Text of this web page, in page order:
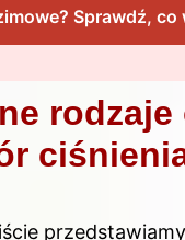
Sprawdź, co
rodzaje